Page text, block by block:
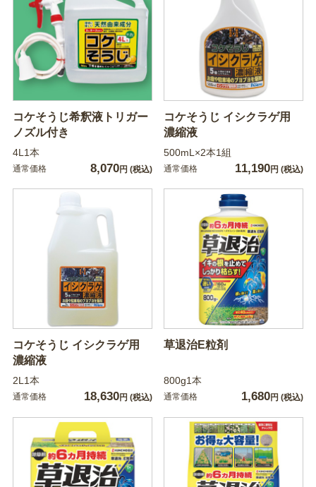
コケそうじ希釈液トリガー
ノズル付き
4L1本
通常価格 8,070円 (税込)
コケそうじ イシクラゲ用
濃縮液
500mL×2本1組
通常価格 11,190円 (税込)
コケそうじ イシクラゲ用
濃縮液
2L1本
通常価格 18,630円 (税込)
草退治E粒剤
800g1本
通常価格 1,680円 (税込)